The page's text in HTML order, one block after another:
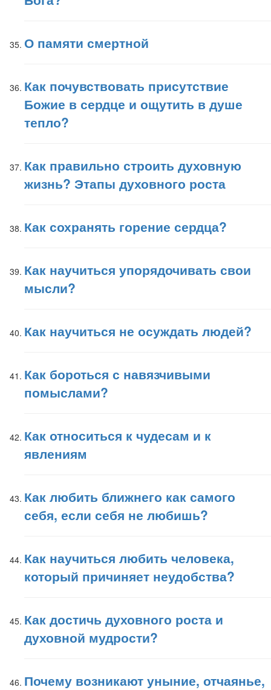
О памяти смертной
Как почувствовать присутствие
Божие в сердце и ощутить в душе
тепло?
Как правильно строить духовную
жизнь? Этапы духовного роста
Как сохранять горение сердца?
Как научиться упорядочивать свои
мысли?
Как научиться не осуждать людей?
Как бороться с навязчивыми
помыслами?
Как относиться к чудесам и к
явлениям
Как любить ближнего как самого
себя, если себя не любишь?
Как научиться любить человека,
который причиняет неудобства?
Как достичь духовного роста и
духовной мудрости?
Почему возникают уныние, отчаянье,